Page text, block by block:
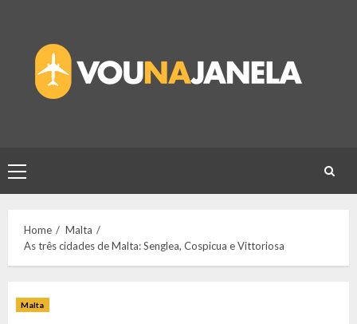
content
Primary
Menu
Home
Malta
As três cidades de Malta: Senglea, Cospicua e Vittoriosa
Malta